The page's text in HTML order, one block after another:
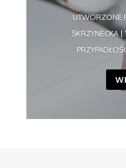
UTWORZONE
SKRZYNECKA|